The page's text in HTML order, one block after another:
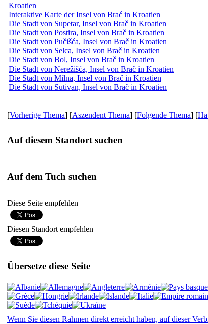
Kroatien
Interaktive Karte der Insel von Brać in Kroatien
Die Stadt von Supetar, Insel von Brač in Kroatien
Die Stadt von Postira, Insel von Brač in Kroatien
Die Stadt von Pučišća, Insel von Brač in Kroatien
Die Stadt von Selca, Insel von Brač in Kroatien
Die Stadt von Bol, Insel von Brač in Kroatien
Die Stadt von Nerežišća, Insel von Brač in Kroatien
Die Stadt von Milna, Insel von Brač in Kroatien
Die Stadt von Sutivan, Insel von Brač in Kroatien
[Vorherige Thema] [Aszendent Thema] [Folgende Thema] [
Auf diesem Standort suchen
Auf dem Tuch suchen
Diese Seite empfehlen
Diesen Standort empfehlen
Übersetze diese Seite
Wenn Sie diesen Rahmen direkt erreicht haben, auf dieser